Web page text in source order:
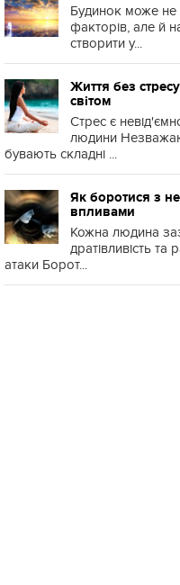
Будинок може не
факторів, але й
створити у...
Життя без
світом
Стрес є
людини
бувають складні ...
Як боротися з
впливами
Кожна людина
дратівливість та
атаки Борот...